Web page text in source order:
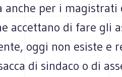
anche per i
accettano di fare gli
oggi non esiste e
di sindaco o di